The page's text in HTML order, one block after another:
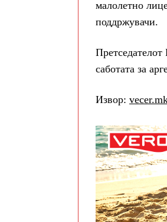
малолетно
поддржувачи.
Претседателот
саботата за
Извор: